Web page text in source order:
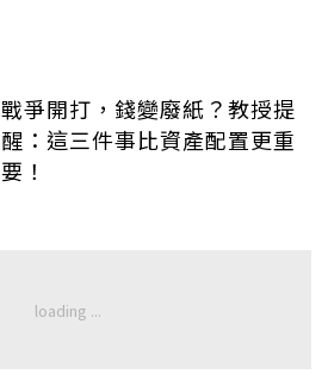
戰爭開打，錢變廢紙？教授提
醒：這三件事比資產配置更重
要！